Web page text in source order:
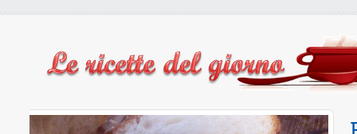
senza